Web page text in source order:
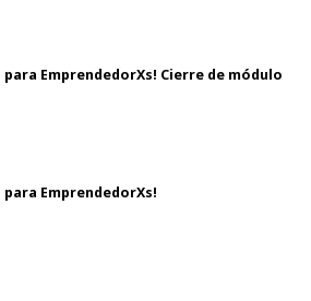
EmprendedorXs! Cierre de módulo
EmprendedorXs!